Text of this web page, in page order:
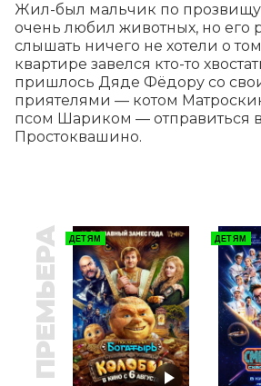
Жил-был мальчик по
очень любил животных, но его
слышать ничего не хотели о
квартире завелся кто-то
пришлось Дяде Фёдору со
приятелями — котом
псом Шариком — отправиться
Простоквашино.
ПРЕМЬЕРА ДЕТЯМ ДЕТЯМ